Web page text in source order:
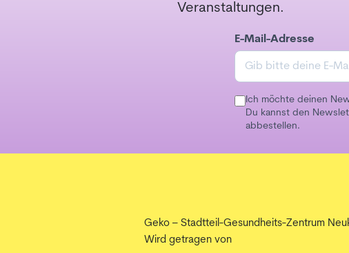
Veranstaltungen.
E-Mail-Adresse
Ich möchte deinen
Du kannst den
abbestellen.
Geko – Stadtteil-Gesundheits-Zentrum
Wird getragen von